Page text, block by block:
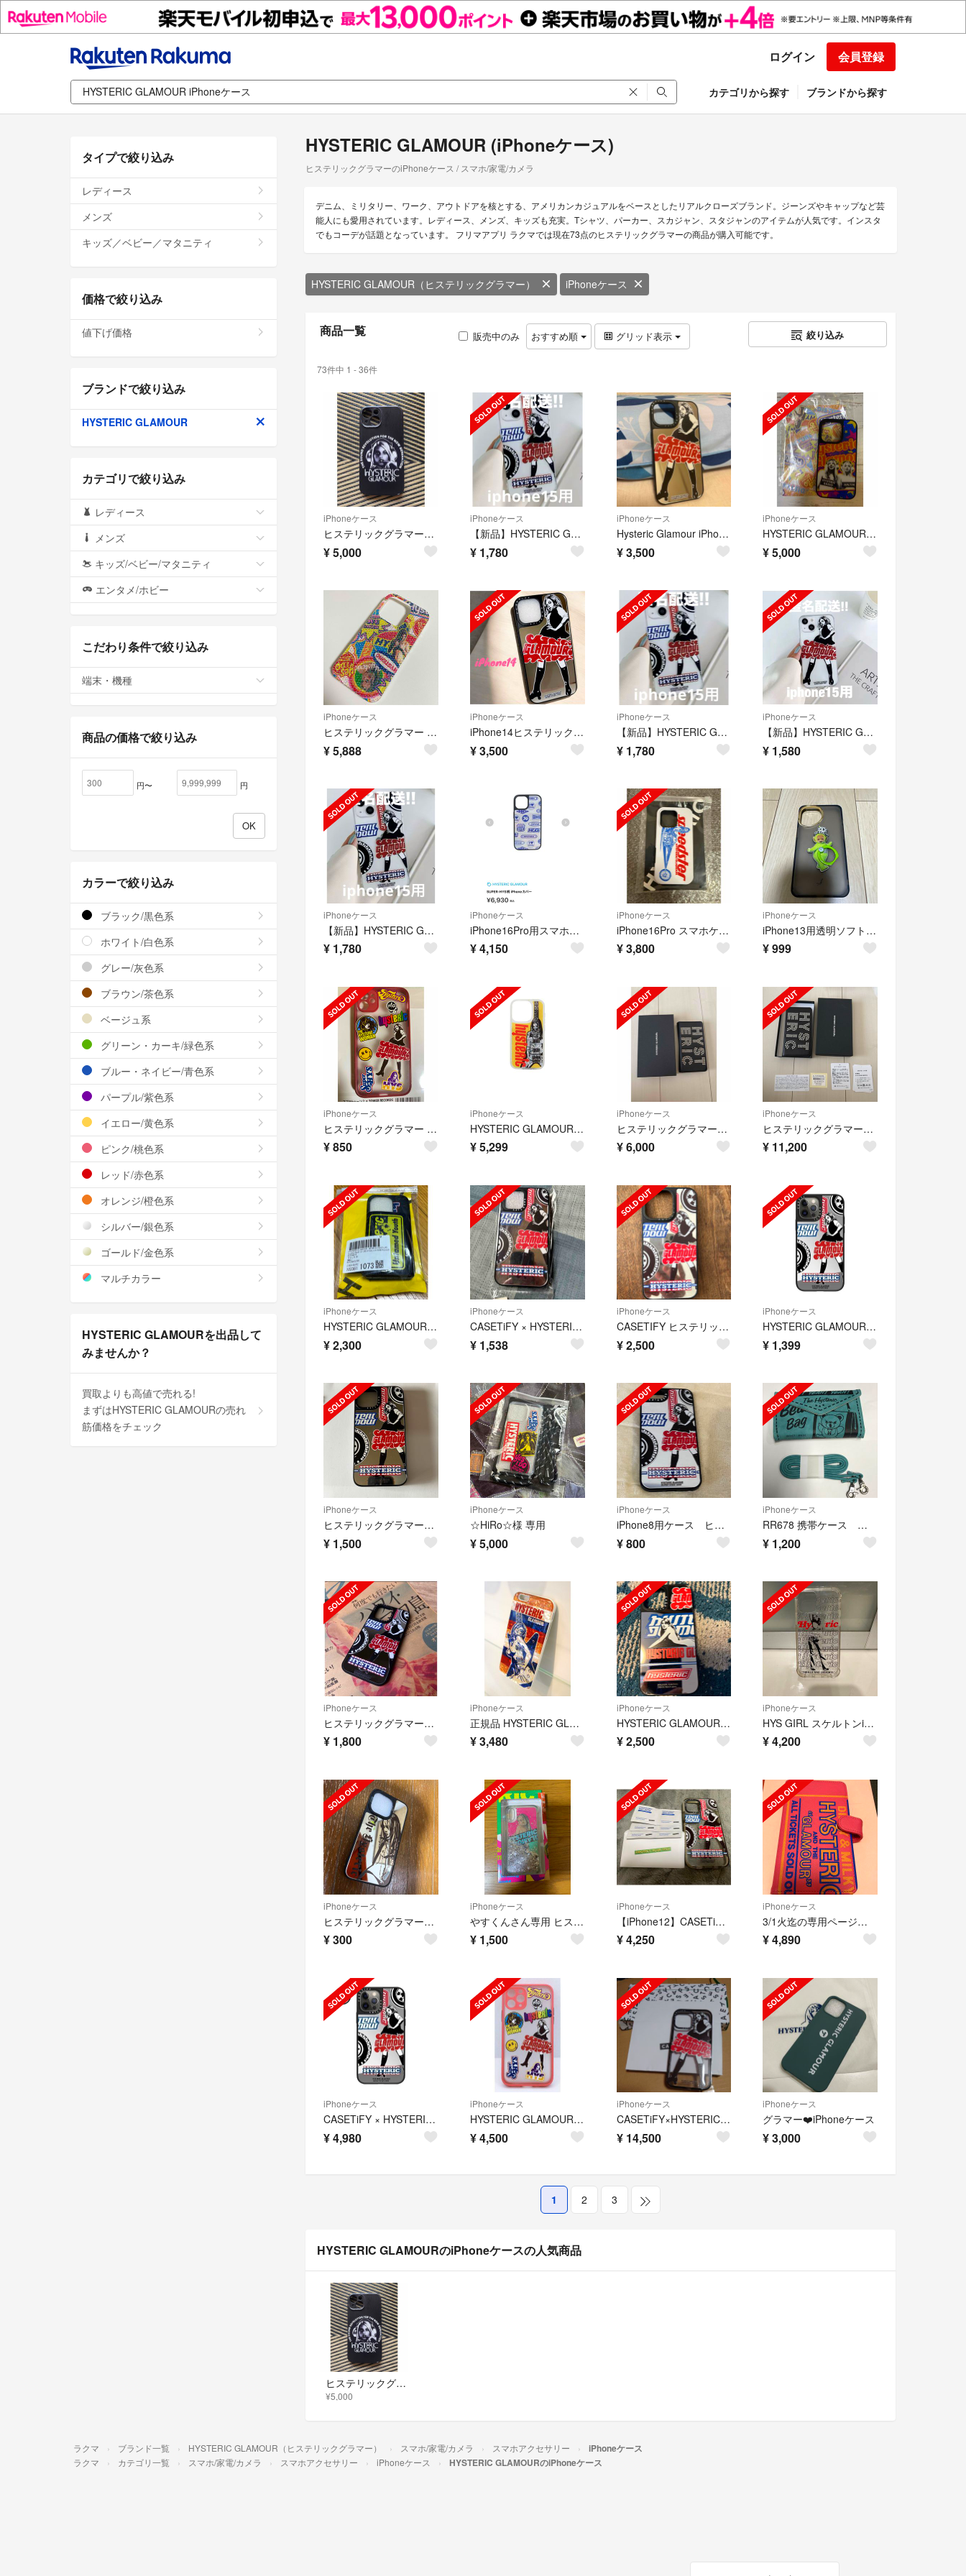
ログイン 会員登録
カテゴリから探す ブランドから探す
HYSTERIC GLAMOUR (iPhoneケース)
ヒステリックグラマーのiPhoneケース / スマホ/家電/カメラ
デニム、ミリタリー、ワーク、アウトドアを核とする、アメリカンカジュアルをベースとしたリアルクローズブランド。ジーンズやキャップなど芸
能人にも愛用されています。レディース、メンズ、キッズも充実。Tシャツ、パーカー、スカジャン、スタジャンのアイテムが人気です。インスタ
でもコーデが話題となっています。 フリマアプリ ラクマでは現在73点のヒステリックグラマーの商品が購入可能です。
HYSTERIC GLAMOUR（ヒステリックグラマー） iPhoneケース
商品一覧 販売中のみ おすすめ順 グリッド表示 絞り込み
73件中 1 - 36件
iPhoneケース
ヒステリックグラマー iPhone15ケース
¥5,000
iPhoneケース
【新品】HYSTERIC GLAMOUR iPhone 15用 ケース カバー
¥ 1,780
iPhoneケース
Hysteric Glamour iPhone15ケース
¥3,500
iPhoneケース
HYSTERIC GLAMOURのiPhoneケース iPhoneケース
¥5,000
iPhoneケース
ヒステリックグラマー iPhone ケース 15pro ヒスガール ヒスグラ
¥5,888
iPhoneケース
iPhone14ヒステリックグラマー スマホケース ヒスグラ スマホカバー
¥3,500
iPhoneケース
【新品】HYSTERIC GLAMOUR iPhone 15用 ケース カバーb
¥ 1,780
iPhoneケース
【新品】HYSTERIC GLAMOUR iPhone 15用 ケース カバーa
¥ 1,580
iPhoneケース
【新品】HYSTERIC GLAMOUR iPhone 15用 ケース カバー
¥ 1,780
iPhoneケース
iPhone16Pro用スマホケース
¥4,150
iPhoneケース
iPhone16Pro スマホケース
¥3,800
iPhoneケース
iPhone13用透明ソフトケース テレタピーズリング付き
¥999
iPhoneケース
ヒステリックグラマー iPhone11 ケース
¥850
iPhoneケース
HYSTERIC GLAMOUR GUITAR GIRLラメiPhoneカバー
¥5,299
iPhoneケース
ヒステリックグラマー iPhoneケース１４Pro
¥6,000
iPhoneケース
ヒステリックグラマー iPhoneケース１５Pro
¥ 11,200
iPhoneケース
HYSTERIC GLAMOUR 三つ折りウォレット付きiPhoneカバー
¥2,300
iPhoneケース
CASETiFY × HYSTERIC GLAMOUR ケース／ケースティファイ
¥ 1,538
iPhoneケース
CASETIFY ヒステリックグラマー
¥2,500
iPhoneケース
HYSTERIC GLAMOURケース！ヒステリックグラマーiPhone14
¥ 1,399
iPhoneケース
ヒステリックグラマー ケースティファイ スマホケース iPhone14
¥ 1,500
iPhoneケース
☆HiRo☆様 専用
¥5,000
iPhoneケース
iPhone8用ケース ヒステリック
¥800
iPhoneケース
RR678 携帯ケース アイフォン8 グリーン
¥ 1,200
iPhoneケース
ヒステリックグラマー スマホケース 14Pro
¥ 1,800
iPhoneケース
正規品 HYSTERIC GLAMOUR iPhone6s スマホケース
¥3,480
iPhoneケース
HYSTERIC GLAMOUR iPhoneケース iPhone12po用
¥2,500
iPhoneケース
HYS GIRL スケルトンiPhoneカバー
¥4,200
iPhoneケース
ヒステリックグラマーミラーケース
¥300
iPhoneケース
やすくんさん専用 ヒステリックグラマー iPhoneX/XSケース
¥ 1,500
iPhoneケース
【iPhone12】CASETiFY ヒステリックグラマースマホケース【中古】
¥4,250
iPhoneケース
3/1火迄の専用ページ 購入不可
¥4,890
iPhoneケース
CASETiFY × HYSTERIC GLAMOUR ケース／ケースティファイ
¥4,980
iPhoneケース
HYSTERIC GLAMOUR iPhone11pro アイフォンケース 赤
¥4,500
iPhoneケース
CASETiFY×HYSTERIC GLAMOUR iPhone13ProMax
¥ 14,500
iPhoneケース
グラマー❤️iPhoneケース
¥3,000
1 2 3
HYSTERIC GLAMOURのiPhoneケースの人気商品
ヒステリックグラマー iPhone15ケース
¥5,000
タイプで絞り込み
レディース
メンズ
キッズ／ベビー／マタニティ
価格で絞り込み
値下げ価格
ブランドで絞り込み
HYSTERIC GLAMOUR
カテゴリで絞り込み
レディース
メンズ
キッズ/ベビー/マタニティ
エンタメ/ホビー
こだわり条件で絞り込み
端末・機種
商品の価格で絞り込み
円〜 円
カラーで絞り込み
ブラック/黒色系
ホワイト/白色系
グレー/灰色系
ブラウン/茶色系
ベージュ系
グリーン・カーキ/緑色系
ブルー・ネイビー/青色系
パープル/紫色系
イエロー/黄色系
ピンク/桃色系
レッド/赤色系
オレンジ/橙色系
シルバー/銀色系
ゴールド/金色系
マルチカラー
HYSTERIC GLAMOURを出品して
みませんか？
買取よりも高値で売れる!
まずはHYSTERIC GLAMOURの売れ
筋価格をチェック
ラクマ ブランド一覧 HYSTERIC GLAMOUR（ヒステリックグラマー） スマホ/家電/カメラ スマホアクセサリー iPhoneケース
ラクマ カテゴリ一覧 スマホ/家電/カメラ スマホアクセサリー iPhoneケース HYSTERIC GLAMOURのiPhoneケース